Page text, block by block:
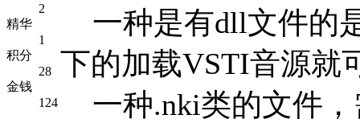
2
精华
1
积分
28
金钱
124
一种是有dll文件的
下的加载VSTI音源就
一种.nki类的文件，